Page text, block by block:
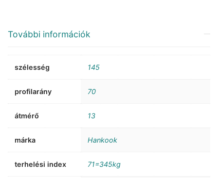
További információk
szélesség 145
profilarány 70
átmérő 13
márka Hankook
terhelési index 71=345kg